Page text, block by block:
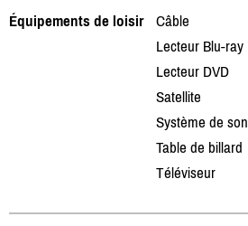
Équipements de loisir
Câble
Lecteur Blu-ray
Lecteur DVD
Satellite
Système de son
Table de billard
Téléviseur